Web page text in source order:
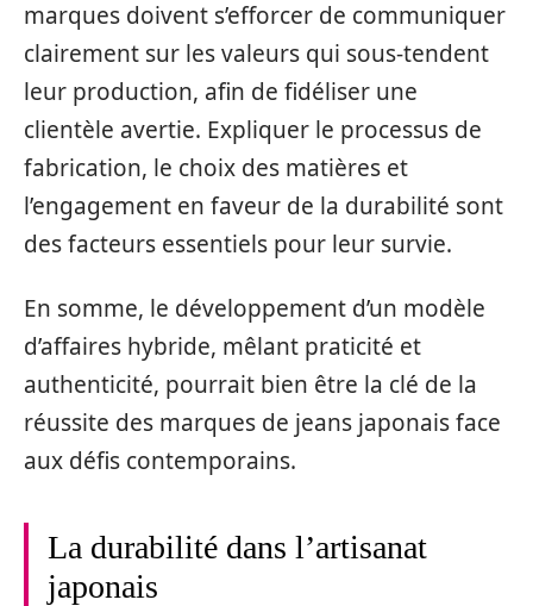
marques doivent s’efforcer de communiquer
clairement sur les valeurs qui sous-tendent
leur production, afin de fidéliser une
clientèle avertie. Expliquer le processus de
fabrication, le choix des matières et
l’engagement en faveur de la durabilité sont
des facteurs essentiels pour leur survie.
En somme, le développement d’un modèle
d’affaires hybride, mêlant praticité et
authenticité, pourrait bien être la clé de la
réussite des marques de jeans japonais face
aux défis contemporains.
La durabilité dans l’artisanat
japonais